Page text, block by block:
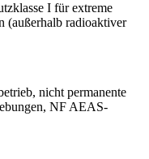
I für extreme
(außerhalb radioaktiver
nicht permanente
NF AEAS-